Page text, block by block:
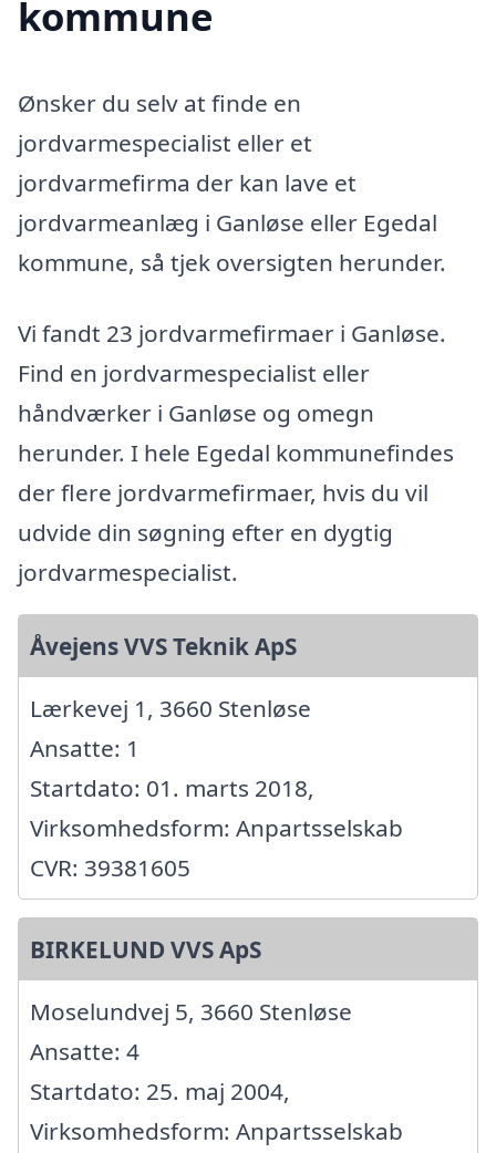
kommune
Ønsker du selv at finde en
jordvarmespecialist eller et
jordvarmefirma der kan lave et
jordvarmeanlæg i Ganløse eller Egedal
kommune, så tjek oversigten herunder.
Vi fandt 23 jordvarmefirmaer i Ganløse.
Find en jordvarmespecialist eller
håndværker i Ganløse og omegn
herunder. I hele Egedal kommunefindes
der flere jordvarmefirmaer, hvis du vil
udvide din søgning efter en dygtig
jordvarmespecialist.
Åvejens VVS Teknik ApS
Lærkevej 1, 3660 Stenløse
Ansatte: 1
Startdato: 01. marts 2018,
Virksomhedsform: Anpartsselskab
CVR: 39381605
BIRKELUND VVS ApS
Moselundvej 5, 3660 Stenløse
Ansatte: 4
Startdato: 25. maj 2004,
Virksomhedsform: Anpartsselskab